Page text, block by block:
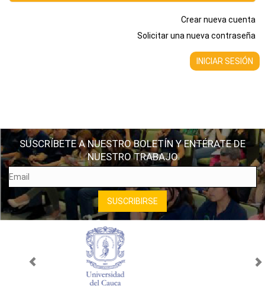
Crear nueva cuenta
Solicitar una nueva contraseña
SUSCRÍBETE A NUESTRO BOLETÍN Y ENTÉRATE DE
NUESTRO TRABAJO